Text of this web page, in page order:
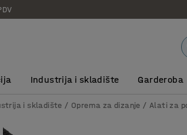
Industrija i skladište Garderoba
i skladište Oprema za dizanje Alati za